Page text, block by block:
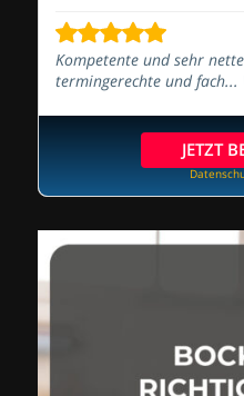
Kompetente und sehr
termingerechte und fach...
JETZT